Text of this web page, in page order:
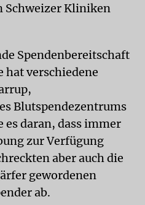
Schweizer Kliniken
Spendenbereitschaft
hat verschiedene
Blutspendezentrums
es daran, dass immer
zur Verfügung
aber auch die
gewordenen
ab.